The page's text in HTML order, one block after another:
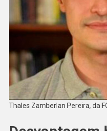
Thales Zamberlan Pereira, da